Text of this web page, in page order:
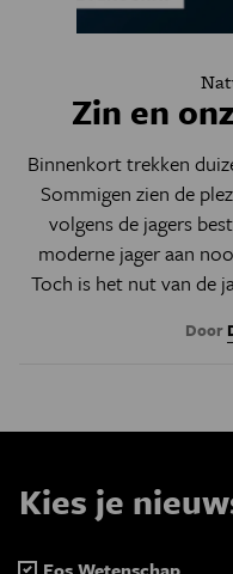
Zin en
Binnenkort trekken
Sommigen zien de
volgens de jagers
moderne jager aan
Toch is het nut van de
Door
Kies je